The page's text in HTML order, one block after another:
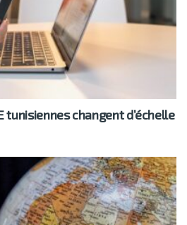
tunisiennes changent d’échelle